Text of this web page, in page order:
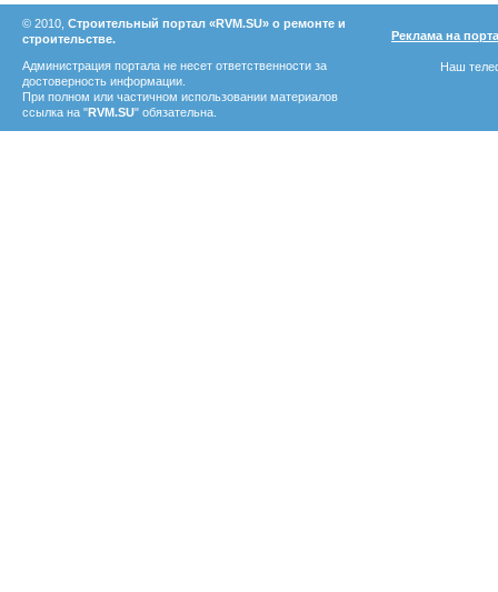
© 2010, Строительный портал «RVM.SU» о ремонте и
строительстве.
Администрация портала не несет ответственности за
достоверность информации.
При полном или частичном использовании материалов
ссылка на "RVM.SU" обязательна.
Реклама на
Наш